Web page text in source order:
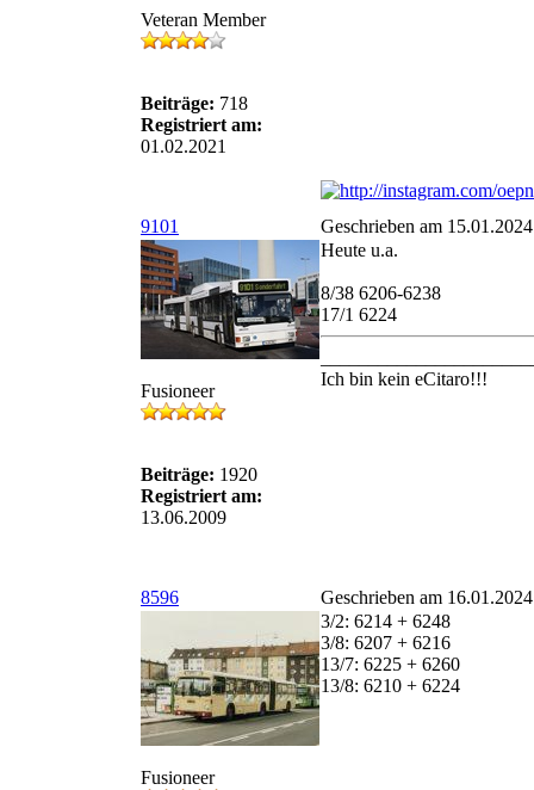
Veteran Member
Beiträge: 718
Registriert am:
01.02.2021
9101 Geschrieben am
Fusioneer
Beiträge: 1920
Registriert am:
13.06.2009
Heute u.a.
8/38 6206-6238
17/1 6224
Ich bin kein eCitaro!!!
8596 Geschrieben am
Fusioneer
3/2: 6214 + 6248
3/8: 6207 + 6216
13/7: 6225 + 6260
13/8: 6210 + 6224